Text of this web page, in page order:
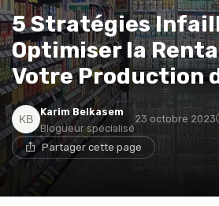
5 Stratégies
Optimiser la
Votre Production
Karim Belkasem
Blogueur spécialisé
23 octobre 2023
Partager cette page